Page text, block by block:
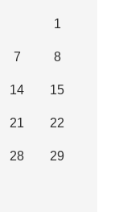
1
7 8
14 15
21 22
28 29